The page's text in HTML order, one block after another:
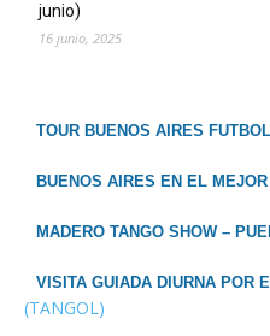
junio)
16 junio, 2025
TOUR BUENOS AIRES FUTBOL
BUENOS AIRES EN EL
MADERO TANGO SHOW –
VISITA GUIADA DIURNA POR
(TANGOL)